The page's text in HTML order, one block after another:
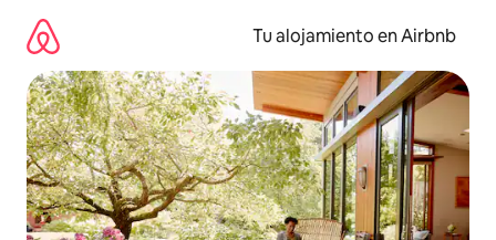
contenido
Tu alojamiento en Airbnb